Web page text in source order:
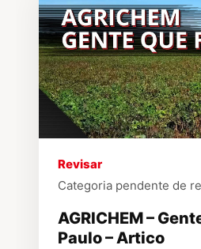
▶
Revisar
Categoria pendente de
AGRICHEM –
Paulo – Artico